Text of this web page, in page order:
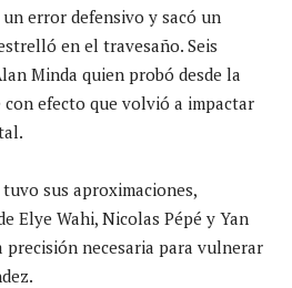
error defensivo y sacó un
en el travesaño. Seis
Minda quien probó desde la
efecto que volvió a impactar
sus aproximaciones,
Elye Wahi, Nicolas Pépé y Yan
precisión necesaria para vulnerar